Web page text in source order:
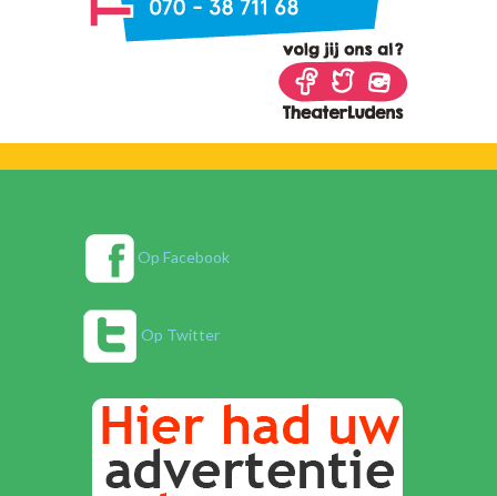
Op Facebook
Op Twitter